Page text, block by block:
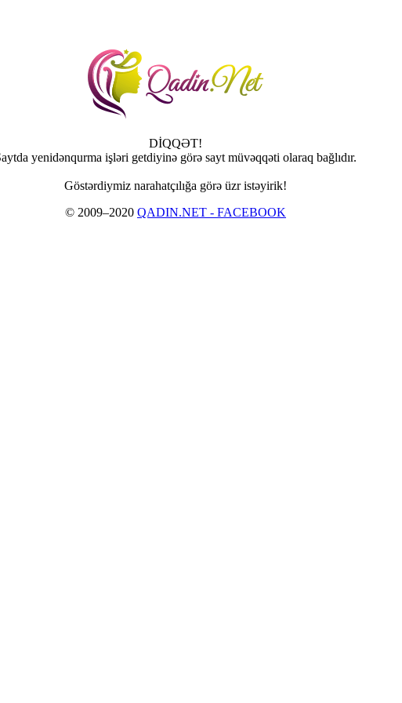
DİQQƏT!
yenidənqurma işləri getdiyinə görə sayt müvəqqəti olaraq bağlıdır.
Göstərdiymiz narahatçılığa görə üzr istəyirik!
© 2009–2020 QADIN.NET - FACEBOOK